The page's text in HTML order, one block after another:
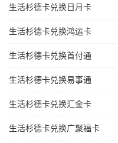
生活杉德卡兑换日月卡
生活杉德卡兑换鸿运卡
生活杉德卡兑换首付通
生活杉德卡兑换易事通
生活杉德卡兑换汇金卡
生活杉德卡兑换广聚福卡